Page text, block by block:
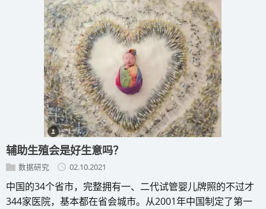
辅助生殖会是好生意吗？
数据研究 02.10.2021
中国的34个省市，完整拥有一、二代试管婴儿牌照的不过才
344家医院，基本都在省会城市。从2001年中国制定了第一